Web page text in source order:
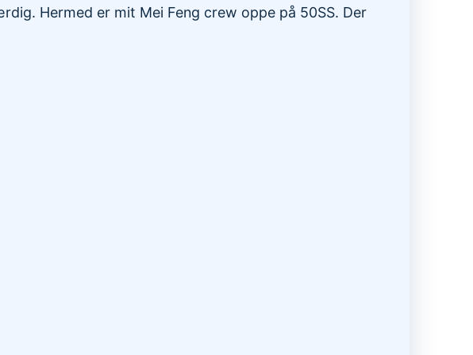
Hermed er mit Mei Feng crew oppe på 50SS. Der